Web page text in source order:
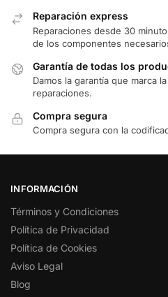
Reparación express
Reparaciones desde 30
de los componentes
Garantía de todas los
Damos la garantía que marca
reparaciones.
Compra segura
Compra segura con la
INFORMACIÓN
Términos y Condiciones
Política de Privacidad
Política de Cookies
Aviso Legal
Blog